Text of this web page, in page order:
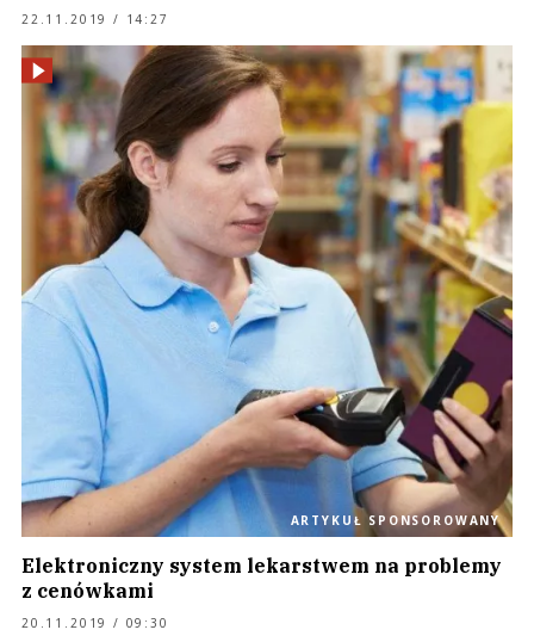
22.11.2019 / 14:27
ARTYKUŁ SPONSOROWANY
Elektroniczny system lekarstwem na problemy
z cenówkami
20.11.2019 / 09:30